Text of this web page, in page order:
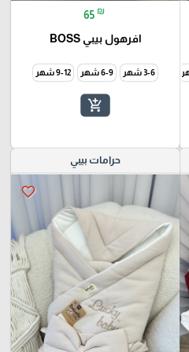
65 ₪
افرهول بيبي BOSS
3-6 شهر 6-9 شهر 9-12 شهر
add_shopping_cart
حرامات بيبي
favorite_border